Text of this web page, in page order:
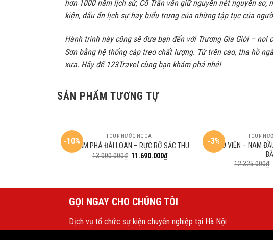
hơn 1000 năm lịch sử, Cổ Trấn vẫn giữ nguyên nét nguyên
kiện, dấu ấn lịch sự hay biểu trưng của những tập tục của
Hành trình này cũng sẽ đưa bạn đến với Trương Gia Giới –
Sơn bằng hệ thống cáp treo chất lượng. Từ trên cao, tha hồ
xưa. Hãy để 123Travelcùng bạn khám phá nhé!
SẢN PHẨM TƯƠNG TỰ
-10%
TOUR NƯỚC NGOÀI
KHÁM PHÁ ĐÀI LOAN – RỰC RỠ SẮC THU
13.000.000₫ 11.690.000₫
-3%
TOUR
ĐÀO VIÊN – NAM
12.325.000₫
GỌI NGAY CHO CHÚNG TÔI
Dịch vụ tổ chức sự kiện chuyên nghiệp tại Hà Nội